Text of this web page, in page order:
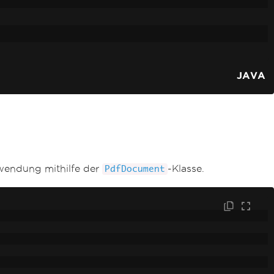
JAVA
mithilfe der PdfDocument -Klasse.